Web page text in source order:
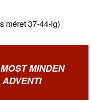
méret 37-44-ig)
MINDEN